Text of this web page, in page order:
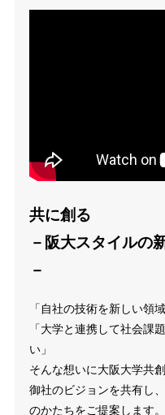
共に創る
－阪大スタイルの
－
「自社の技術を新しい領
「大学と連携して社会課
い」
そんな想いに大阪大学共
御社のビジョンを共有し
のかたちをご提案します。